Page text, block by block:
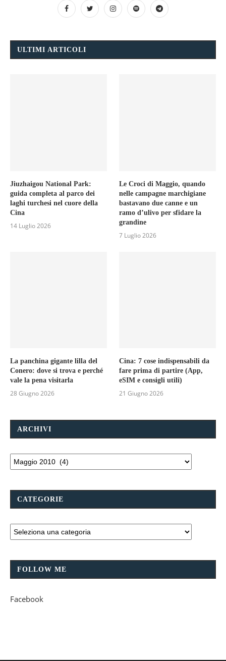
ULTIMI ARTICOLI
Jiuzhaigou National Park:
guida completa al parco dei
laghi turchesi nel cuore della
Cina
14 Luglio 2026
Le Croci di Maggio, quando
nelle campagne marchigiane
bastavano due canne e un
ramo d’ulivo per sfidare la
grandine
7 Luglio 2026
La panchina gigante lilla del
Conero: dove si trova e perché
vale la pena visitarla
28 Giugno 2026
Cina: 7 cose indispensabili da
fare prima di partire (App,
eSIM e consigli utili)
21 Giugno 2026
ARCHIVI
CATEGORIE
FOLLOW ME
Facebook